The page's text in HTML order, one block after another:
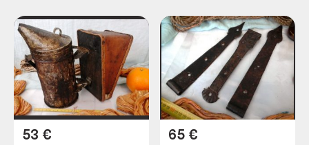
53 € 65 €